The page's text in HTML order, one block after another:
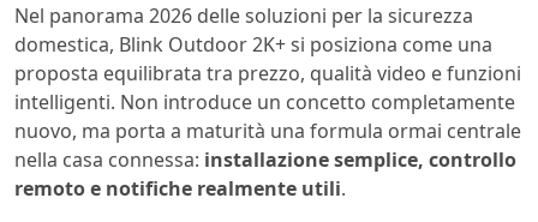
Nel panorama 2026 delle soluzioni per la sicurezza
domestica, Blink Outdoor 2K+ si posiziona come una
proposta equilibrata tra prezzo, qualità video e funzioni
intelligenti. Non introduce un concetto completamente
nuovo, ma porta a maturità una formula ormai centrale
nella casa connessa: installazione semplice, controllo
remoto e notifiche realmente utili.